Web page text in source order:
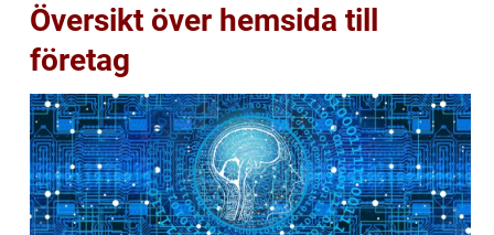
Översikt över hemsida till
företag